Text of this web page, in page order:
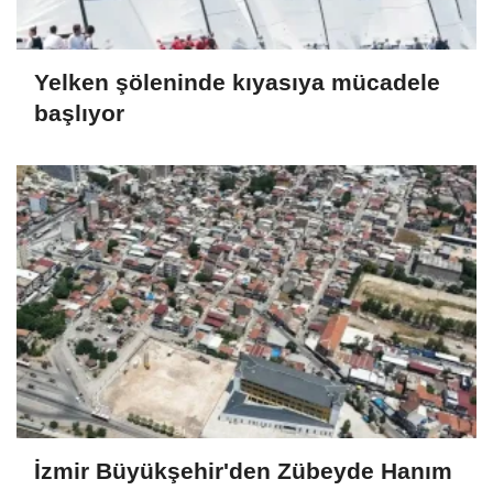
Yelken şöleninde kıyasıya mücadele
başlıyor
İzmir Büyükşehir'den Zübeyde Hanım